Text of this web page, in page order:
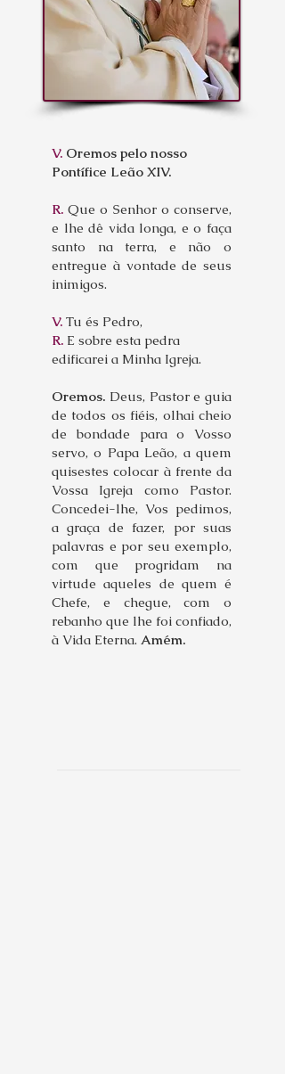
V. Oremos pelo nosso
Pontífice Leão XIV.
R. Que o Senhor o conserve,
e lhe dê vida longa, e o faça
santo na terra, e não o
entregue à vontade de seus
inimigos.
V. Tu és Pedro,
R. E sobre esta pedra
edificarei a Minha Igreja.
Oremos. Deus, Pastor e guia
de todos os fiéis, olhai cheio
de bondade para o Vosso
servo, o Papa Leão, a quem
quisestes colocar à frente da
Vossa Igreja como Pastor.
Concedei-lhe, Vos pedimos,
a graça de fazer, por suas
palavras e por seu exemplo,
com que progridam na
virtude aqueles de quem é
Chefe, e chegue, com o
rebanho que lhe foi confiado,
à Vida Eterna. Amém.